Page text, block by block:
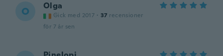
O Olga
Gick med 2017 · 37 recensioner
för 7 år sen